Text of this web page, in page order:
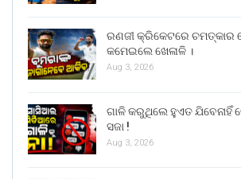
ରଣଜୀ କ୍ରିକେଟରେ ଚମତ୍କାର
କମେଇଲେ ଖେଳାଳି ।
Aug 3, 2026
ଗାଳି କରୁଥିଲେ ହୁଏତ ଯିବେନାହିଁ
ସଜା !
Aug 3, 2026